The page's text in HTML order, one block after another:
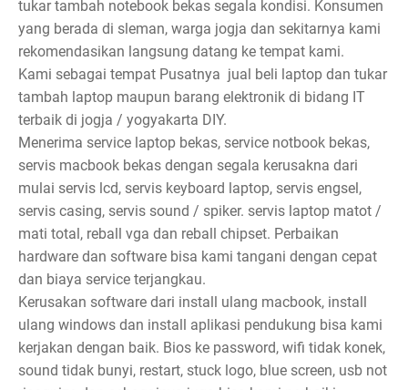
tukar tambah notebook bekas segala kondisi. Konsumen
yang berada di sleman, warga jogja dan sekitarnya kami
rekomendasikan langsung datang ke tempat kami.
Kami sebagai tempat Pusatnya jual beli laptop dan tukar
tambah laptop maupun barang elektronik di bidang IT
terbaik di jogja / yogyakarta DIY.
Menerima service laptop bekas, service notbook bekas,
servis macbook bekas dengan segala kerusakna dari
mulai servis lcd, servis keyboard laptop, servis engsel,
servis casing, servis sound / spiker. servis laptop matot /
mati total, reball vga dan reball chipset. Perbaikan
hardware dan software bisa kami tangani dengan cepat
dan biaya service terjangkau.
Kerusakan software dari install ulang macbook, install
ulang windows dan install aplikasi pendukung bisa kami
kerjakan dengan baik. Bios ke password, wifi tidak konek,
sound tidak bunyi, restart, stuck logo, blue screen, usb not